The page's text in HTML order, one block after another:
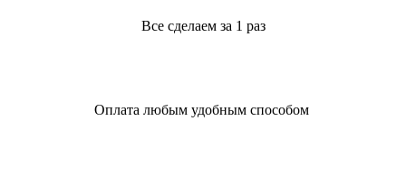
Все сделаем за 1 раз
Оплата любым удобным способом